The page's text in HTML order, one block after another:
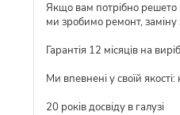
Якщо вам потрібно решето
ми зробимо ремонт, заміну
Гарантія 12 місяців на виріб
Ми впевнені у своїй
20 років досвіду в галузі